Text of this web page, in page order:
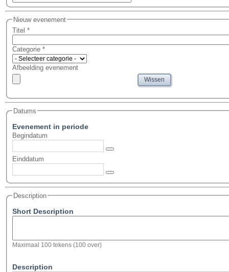
Nieuw evenement
Titel *
Categorie*
Afbeelding evenement
Wissen
Datums
Evenement in periode
Begindatum
Einddatum
Description
Short Description
Maximaal 100 tekens (100over)
Description